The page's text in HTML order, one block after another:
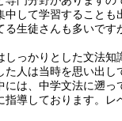
して学習すること
生徒さんも多いで
っかりとした文法
人は当時を思い出
は、中学文法に遡
導しております。